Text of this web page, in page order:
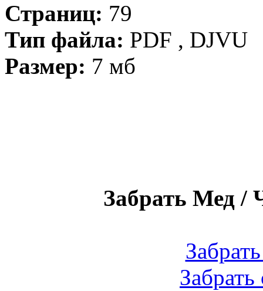
Страниц: 79
Тип файла: PDF , DJVU
Размер: 7 мб
Забрать Мед /